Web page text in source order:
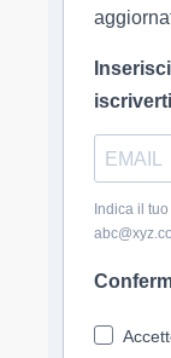
iscriverti
Indica il